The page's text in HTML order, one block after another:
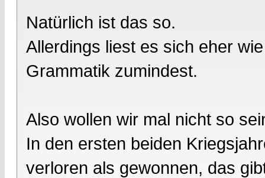
Natürlich ist das so.
Allerdings liest es sich eher
Grammatik zumindest.
Also wollen wir mal nicht so
In den ersten beiden
verloren als gewonnen, das